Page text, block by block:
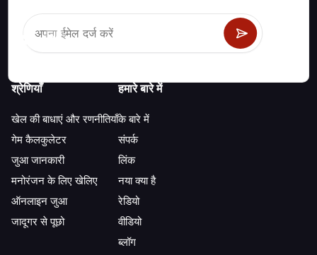
श्रेणियाँ
खेल की बाधाएं और रणनीतियाँ
गेम कैलकुलेटर
जुआ जानकारी
मनोरंजन के लिए खेलिए
ऑनलाइन जुआ
जादूगर से पूछो
हमारे बारे में
के बारे में
संपर्क
लिंक
नया क्या है
रेडियो
वीडियो
ब्लॉग